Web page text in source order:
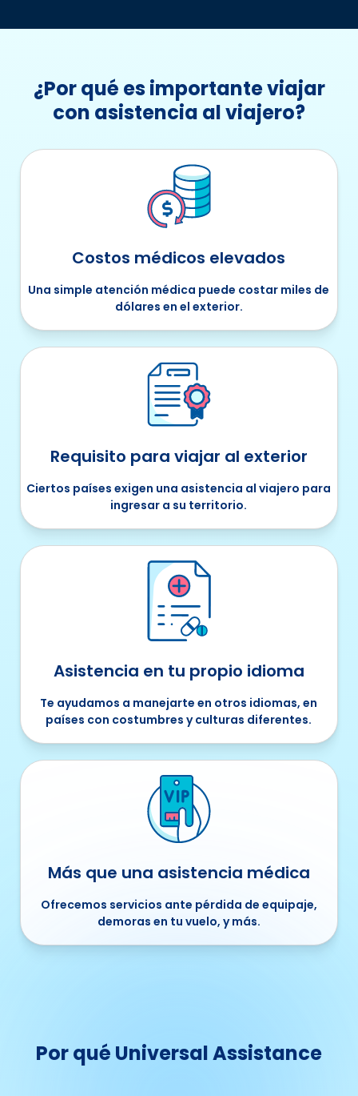
¿Por qué es importante viajar
con asistencia al viajero?
Costos médicos elevados
Una simple atención médica puede costar miles de
dólares en el exterior.
Requisito para viajar al exterior
Ciertos países exigen una asistencia al viajero para
ingresar a su territorio.
Asistencia en tu propio idioma
Te ayudamos a manejarte en otros idiomas, en
países con costumbres y culturas diferentes.
Más que una asistencia médica
Ofrecemos servicios ante pérdida de equipaje,
demoras en tu vuelo, y más.
Por qué Universal Assistance